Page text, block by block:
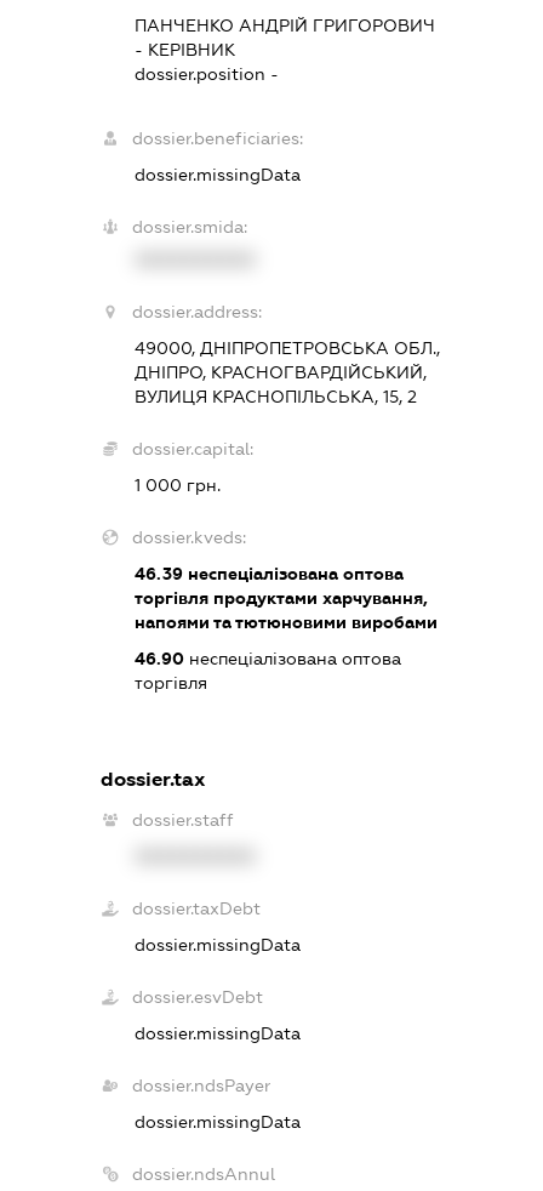
ПАНЧЕНКО АНДРІЙ ГРИГОРОВИЧ
- КЕРІВНИК
dossier.position -
dossier.beneficiaries:
dossier.missingData
dossier.smida:
dossier.address:
49000, ДНІПРОПЕТРОВСЬКА ОБЛ.,
ДНІПРО, КРАСНОГВАРДІЙСЬКИЙ,
ВУЛИЦЯ КРАСНОПІЛЬСЬКА, 15, 2
dossier.capital:
1 000 грн.
dossier.kveds:
46.39неспеціалізована оптова
торгівля продуктами харчування,
напоями та тютюновими виробами
46.90неспеціалізована оптова
торгівля
dossier.tax
dossier.staff
dossier.taxDebt
dossier.missingData
dossier.esvDebt
dossier.missingData
dossier.ndsPayer
dossier.missingData
dossier.ndsAnnul